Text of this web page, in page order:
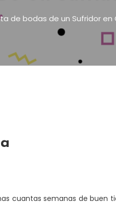
de bodas de un Sufridor en
cuantas semanas de buen